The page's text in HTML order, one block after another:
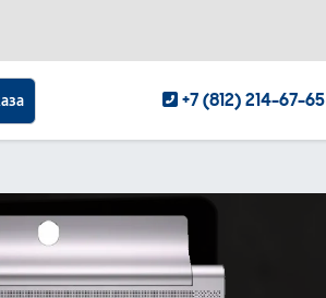
+7 (812) 214-67-65